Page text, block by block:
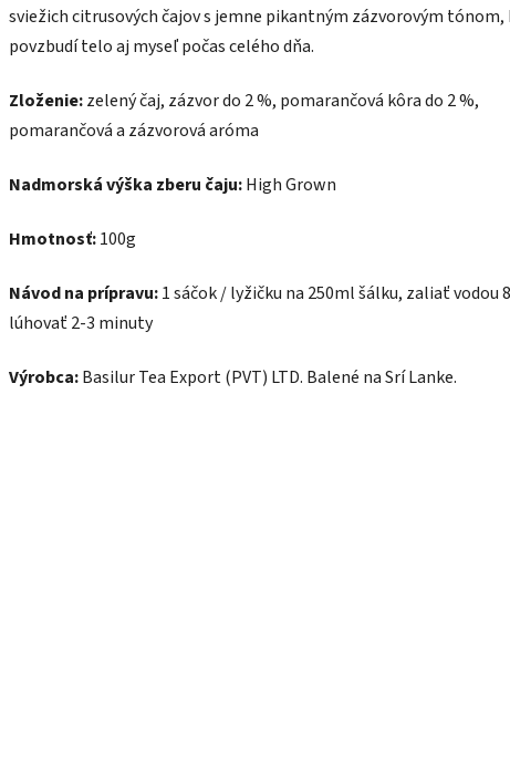
sviežich citrusových čajov s jemne pikantným zázvorovým
povzbudí telo aj myseľ počas celého dňa.
Zloženie:zelený čaj, zázvor do 2 %, pomarančová kôra do 2 %,
pomarančová a zázvorová aróma
Nadmorská výška zberu čaju:High Grown
Hmotnosť:100g
Návod na prípravu:1 sáčok / lyžičku na 250ml šálku, zaliať vodou
lúhovať 2-3 minuty
Výrobca:Basilur Tea Export (PVT) LTD. Balené na Srí Lanke.